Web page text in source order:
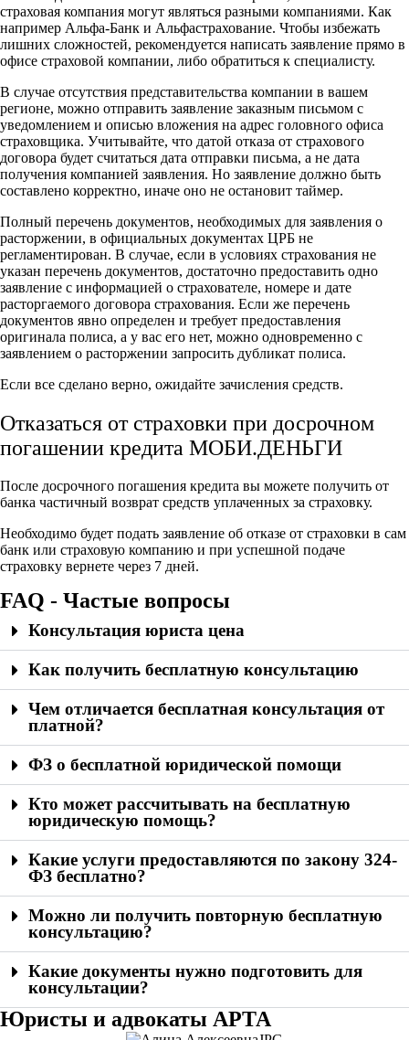
страховая компания могут являться разными компаниями. Как
например Альфа-Банк и Альфастрахование. Чтобы избежать
лишних сложностей, рекомендуется написать заявление прямо в
офисе страховой компании, либо обратиться к специалисту.
В случае отсутствия представительства компании в вашем
регионе, можно отправить заявление заказным письмом с
уведомлением и описью вложения на адрес головного офиса
страховщика. Учитывайте, что датой отказа от страхового
договора будет считаться дата отправки письма, а не дата
получения компанией заявления. Но заявление должно быть
составлено корректно, иначе оно не остановит таймер.
Полный перечень документов, необходимых для заявления о
расторжении, в официальных документах ЦРБ не
регламентирован. В случае, если в условиях страхования не
указан перечень документов, достаточно предоставить одно
заявление с информацией о страхователе, номере и дате
расторгаемого договора страхования. Если же перечень
документов явно определен и требует предоставления
оригинала полиса, а у вас его нет, можно одновременно с
заявлением о расторжении запросить дубликат полиса.
Если все сделано верно, ожидайте зачисления средств.
Отказаться от страховки при досрочном
погашении кредита МОБИ.ДЕНЬГИ
После досрочного погашения кредита вы можете получить от
банка частичный возврат средств уплаченных за страховку.
Необходимо будет подать заявление об отказе от страховки в сам
банк или страховую компанию и при успешной подаче
страховку вернете через 7 дней.
FAQ - Частые вопросы
Консультация юриста цена
Как получить бесплатную консультацию
Чем отличается бесплатная консультация от
платной?
ФЗ о бесплатной юридической помощи
Кто может рассчитывать на бесплатную
юридическую помощь?
Какие услуги предоставляются по закону 324-
ФЗ бесплатно?
Можно ли получить повторную бесплатную
консультацию?
Какие документы нужно подготовить для
консультации?
Юристы и адвокаты АРТА